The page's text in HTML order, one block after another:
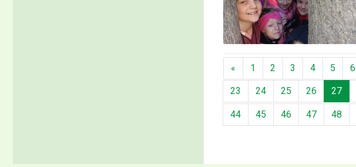
« Předchozí
1 2 3 4 5 6
23 24 25 26 27
44 45 46 47 48